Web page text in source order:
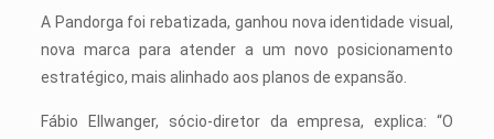
A Pandorga foi rebatizada, ganhou nova identidade visual,
nova marca para atender a um novo posicionamento
estratégico, mais alinhado aos planos de expansão.
Fábio Ellwanger, sócio-diretor da empresa, explica: “O